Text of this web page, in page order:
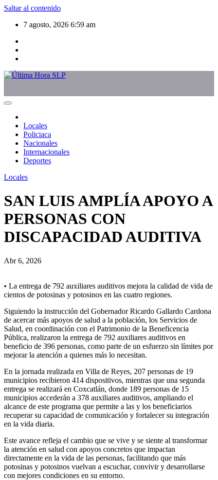
Saltar al contenido
7 agosto, 2026 6:59 am
Locales
Policiaca
Nacionales
Internacionales
Deportes
Locales
SAN LUIS AMPLÍA APOYO A
PERSONAS CON
DISCAPACIDAD AUDITIVA
Abr 6, 2026
• La entrega de 792 auxiliares auditivos mejora la calidad de vida de
cientos de potosinas y potosinos en las cuatro regiones.
Siguiendo la instrucción del Gobernador Ricardo Gallardo Cardona
de acercar más apoyos de salud a la población, los Servicios de
Salud, en coordinación con el Patrimonio de la Beneficencia
Pública, realizaron la entrega de 792 auxiliares auditivos en
beneficio de 396 personas, como parte de un esfuerzo sin límites por
mejorar la atención a quienes más lo necesitan.
En la jornada realizada en Villa de Reyes, 207 personas de 19
municipios recibieron 414 dispositivos, mientras que una segunda
entrega se realizará en Coxcatlán, donde 189 personas de 15
municipios accederán a 378 auxiliares auditivos, ampliando el
alcance de este programa que permite a las y los beneficiarios
recuperar su capacidad de comunicación y fortalecer su integración
en la vida diaria.
Este avance refleja el cambio que se vive y se siente al transformar
la atención en salud con apoyos concretos que impactan
directamente en la vida de las personas, facilitando que más
potosinas y potosinos vuelvan a escuchar, convivir y desarrollarse
con mejores condiciones en su entorno.